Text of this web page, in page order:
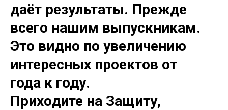
даёт результаты. Прежде
всего нашим выпускникам.
Это видно по увеличению
интересных проектов от
года к году.
Приходите на Защиту,